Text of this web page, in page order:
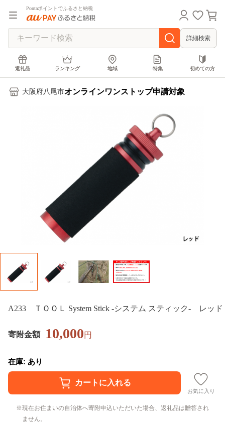
Pontaポイントでふるさと納税
詳細検索
返礼品 ランキング 地域 特集 初めての方
大阪府八尾市オンラインワンストップ申請対象
A233 ＴＯＯＬ System Stick -システム スティック- レッド
寄附金額 10,000円
在庫: あり
お気に入り
現在お住まいの自治体へ寄附申込いただいた場合、返礼品は贈答され
ません。